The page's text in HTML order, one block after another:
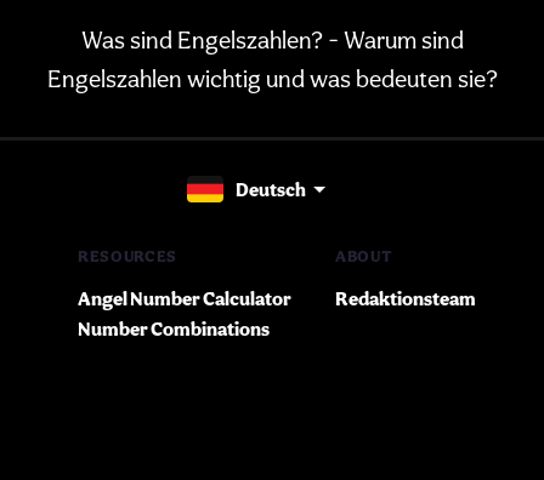
Was sind Engelszahlen? - Warum sind
Engelszahlen wichtig und was bedeuten sie?
Deutsch
RESOURCES
Angel Number Calculator
Number Combinations
ABOUT
Redaktionsteam